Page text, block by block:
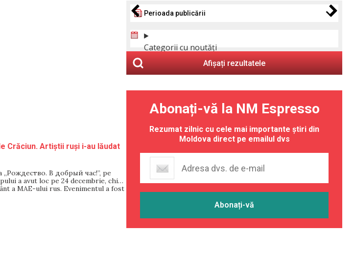
Crăciun. Artiștii ruși i-au lăudat
В добрый час!”, pe
a avut loc pe 24 decembrie, chiar
a MAE-ului rus. Evenimentul a fost
ruse, transmite Agenstvo.
Perioada publicării
Categorii cu noutăți
Afișați rezultatele
Abonați-vă la NM Espresso
Rezumat zilnic cu cele mai importante știri din
Moldova direct pe emailul dvs